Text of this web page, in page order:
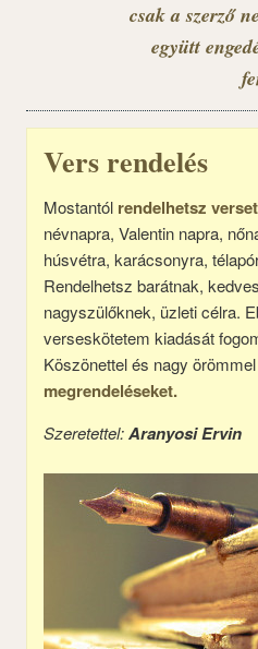
csak a szerző
együtt
Vers rendelés
Mostantól rendelhetsz verset
névnapra, Valentin napra,
húsvétra, karácsonyra,
Rendelhetsz barátnak,
nagyszülőknek, üzleti célra.
verseskötetem kiadását
Köszönettel és nagy
megrendeléseket.
Szeretettel:Aranyosi Ervin